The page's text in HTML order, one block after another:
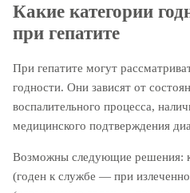
Какие категории
при гепатите
При гепатите могут
годности. Они зависят от
воспалительного процесса,
медицинского подтверждения
Возможны следующие решения:
(годен к службе — при